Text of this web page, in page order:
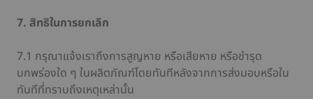
7. สิทธิในการยกเลิก
7.1 กรุณาแจ้งเราถึงการสูญหาย หรือเสียหาย หรือชำรุด
บกพร่องใด ๆ ในผลิตภัณฑ์โดยทันทีหลังจากการส่งมอบหรือใน
ทันทีที่ทราบถึงเหตุเหล่านั้น